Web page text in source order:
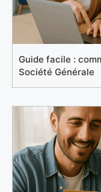
Guide facile :
Société Générale